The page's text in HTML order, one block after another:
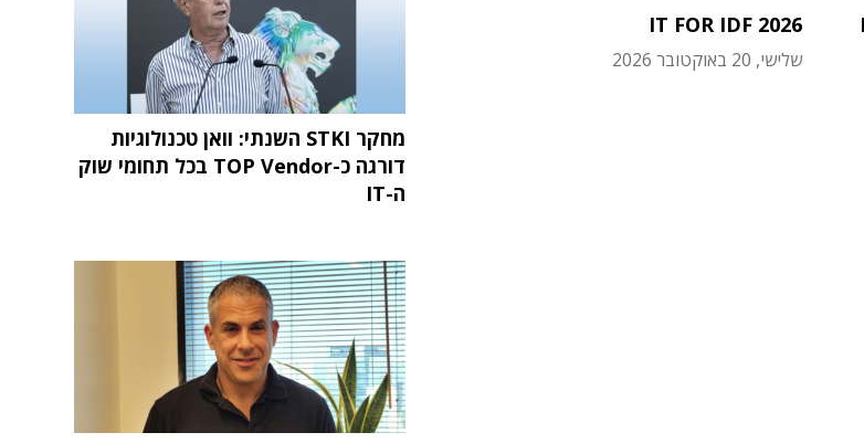
IT FOR IDF 2026
שלישי, 20 באוקטובר 2026
מחקר STKI השנתי: וואן טכנולוגיות
דורגה כ-TOP Vendor בכל תחומי שוק
ה-IT